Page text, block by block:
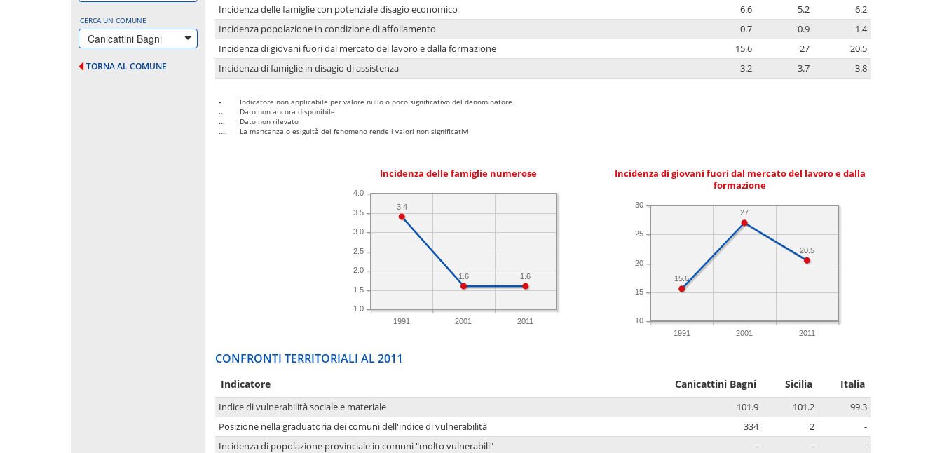
CERCA UN COMUNE
Canicattini Bagni
TORNA AL COMUNE
Incidenza delle famiglie con potenziale disagio economico
6.6 5.2
6.2
Incidenza popolazione in condizione di affollamento
0.7 0.9
1.4
Incidenza di giovani fuori dal mercato del lavoro e dalla formazione
15.6 27
20.5
Incidenza di famiglie in disagio di assistenza
3.2 3.7 3.8
-
Indicatore non applicabile per valore nullo o poco significativo del denominatore
..
Dato non ancora disponibile
...
Dato non rilevato
....
La mancanza o esiguità del fenomeno rende i valori non significativi
Incidenza delle famiglie numerose
1991 2001 2011
1.0
1.5
2.0
2.5
3.0
3.5
4.0
1.6
1.6
3.4
Incidenza di giovani fuori dal mercato del lavoro e dalla
formazione
1991 2001 2011
10
15
20
25
30
20.5
27
15.6
CONFRONTI TERRITORIALI AL 2011
Indicatore Canicattini Bagni Sicilia Italia
Indice di vulnerabilità sociale e materiale 101.9 101.2
99.3
Posizione nella graduatoria dei comuni dell'indice di vulnerabilità
334 2
-
Incidenza di popolazione provinciale in comuni "molto vulnerabili"
- -
-